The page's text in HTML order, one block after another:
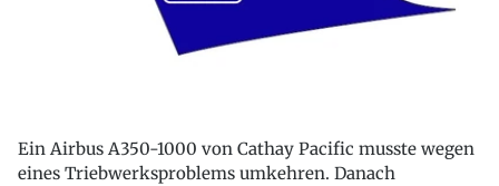
Ein Airbus A350-1000 von Cathay Pacific musste wegen
eines Triebwerksproblems umkehren. Danach